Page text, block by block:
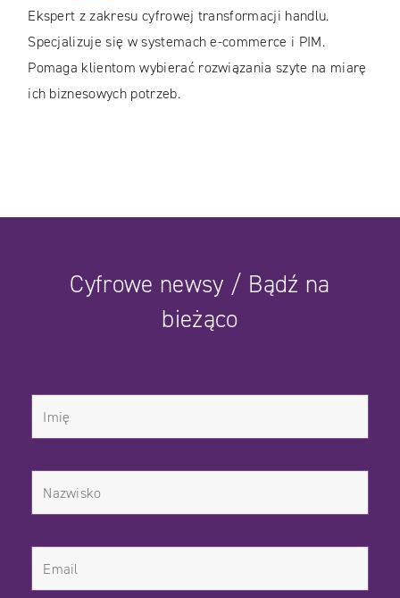
Ekspert z zakresu cyfrowej transformacji handlu.
Specjalizuje się w systemach e-commerce i PIM.
Pomaga klientom wybierać rozwiązania szyte na miarę
ich biznesowych potrzeb.
Cyfrowe newsy / Bądź na
bieżąco